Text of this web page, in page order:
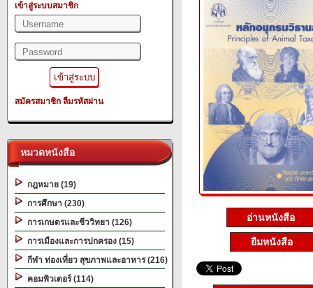
เข้าสู่ระบบสมาชิก
สมัครสมาชิก ลืมรหัสผ่าน
หมวดหนังสือ
กฎหมาย (19)
การศึกษา (230)
การเกษตรและชีววิทยา (126)
การเมืองและการปกครอง (15)
กีฬา ท่องเที่ยว สุขภาพและอาหาร (216)
คอมพิวเตอร์ (114)
อ่านหนังสือ
ยืมหนังสือ